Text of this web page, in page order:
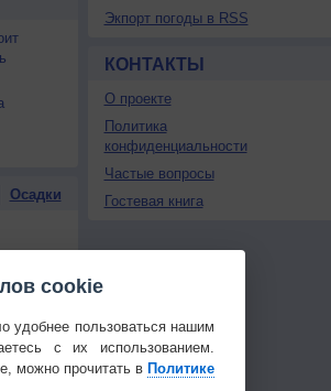
Осадки
Экпорт погоды в RSS
КОНТАКТЫ
О проекте
Политика
конфиденциальности
Частые вопросы
Гостевая книга
cookie
пользоваться нашим
с их использованием.
можно прочитать в Политике